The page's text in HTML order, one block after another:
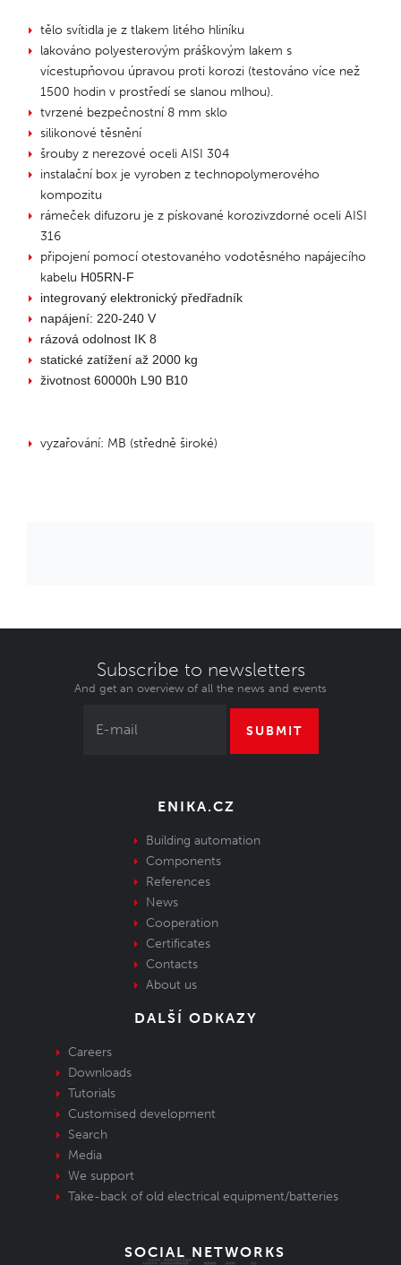
tělo svítidla je z tlakem litého hliníku
lakováno polyesterovým práškovým lakem s
vícestupňovou úpravou proti korozi (testováno více než
1500 hodin v prostředí se slanou mlhou).
tvrzené bezpečnostní 8 mm sklo
silikonové těsnění
šrouby z nerezové oceli AISI 304
instalační box je vyroben z technopolymerového
kompozitu
rámeček difuzoru je z pískované korozivzdorné oceli AISI
316
připojení pomocí otestovaného vodotěsného napájecího
kabelu H05RN-F
integrovaný elektronický předřadník
napájení: 220-240 V
rázová odolnost IK 8
statické zatížení až 2000 kg
životnost 60000h L90 B10
vyzařování: MB (středně široké)
Subscribe to newsletters
And get an overview of all the news and events
SUBMIT
ENIKA.CZ
Building automation
Components
References
News
Cooperation
Certificates
Contacts
About us
DALŠÍ ODKAZY
Careers
Downloads
Tutorials
Customised development
Search
Media
We support
Take-back of old electrical equipment/batteries
SOCIAL NETWORKS